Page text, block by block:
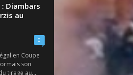
: Diambars
au
0
en Coupe
son
tirage au...